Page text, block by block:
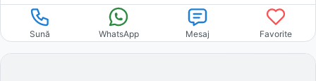
Sună WhatsApp Mesaj Favorite